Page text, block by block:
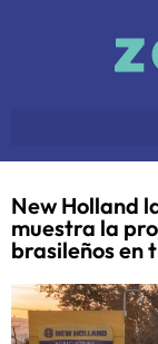
New Holland
muestra la
brasileños en